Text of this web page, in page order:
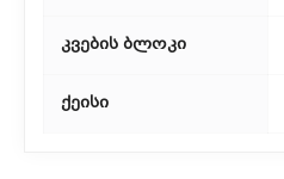
კვების ბლოკი
ქეისი